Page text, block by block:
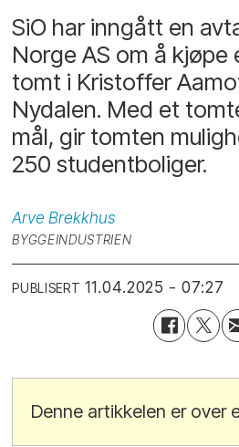
SiO har inngått en
Norge AS om å kjøpe
tomt i Kristoffer
Nydalen. Med et
mål, gir tomten
250 studentboliger.
Arve Brekkhus
BYGGEINDUSTRIEN
PUBLISERT 11.04.2025 - 07:27
Denne artikkelen er over